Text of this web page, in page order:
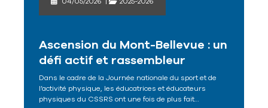
Ascension du Mont-Bellevue : un
défi actif et rassembleur
Dans le cadre de la Journée nationale du sport et de
l’activité physique, les éducatrices et éducateurs
physiques du CSSRS ont une fois de plus fait…